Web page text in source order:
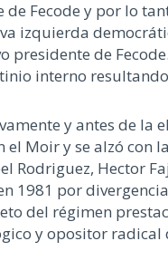
de Fecode y por lo
izquierda
presidente de
interno
y antes de la
el Moir y se alzó con
Rodriguez, Hector
1981 por
del régimen
y opositor radical